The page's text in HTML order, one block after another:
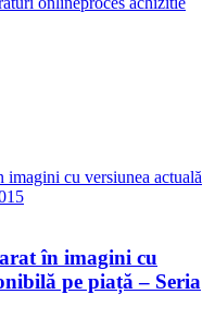
în imagini cu
pe piață – Seria